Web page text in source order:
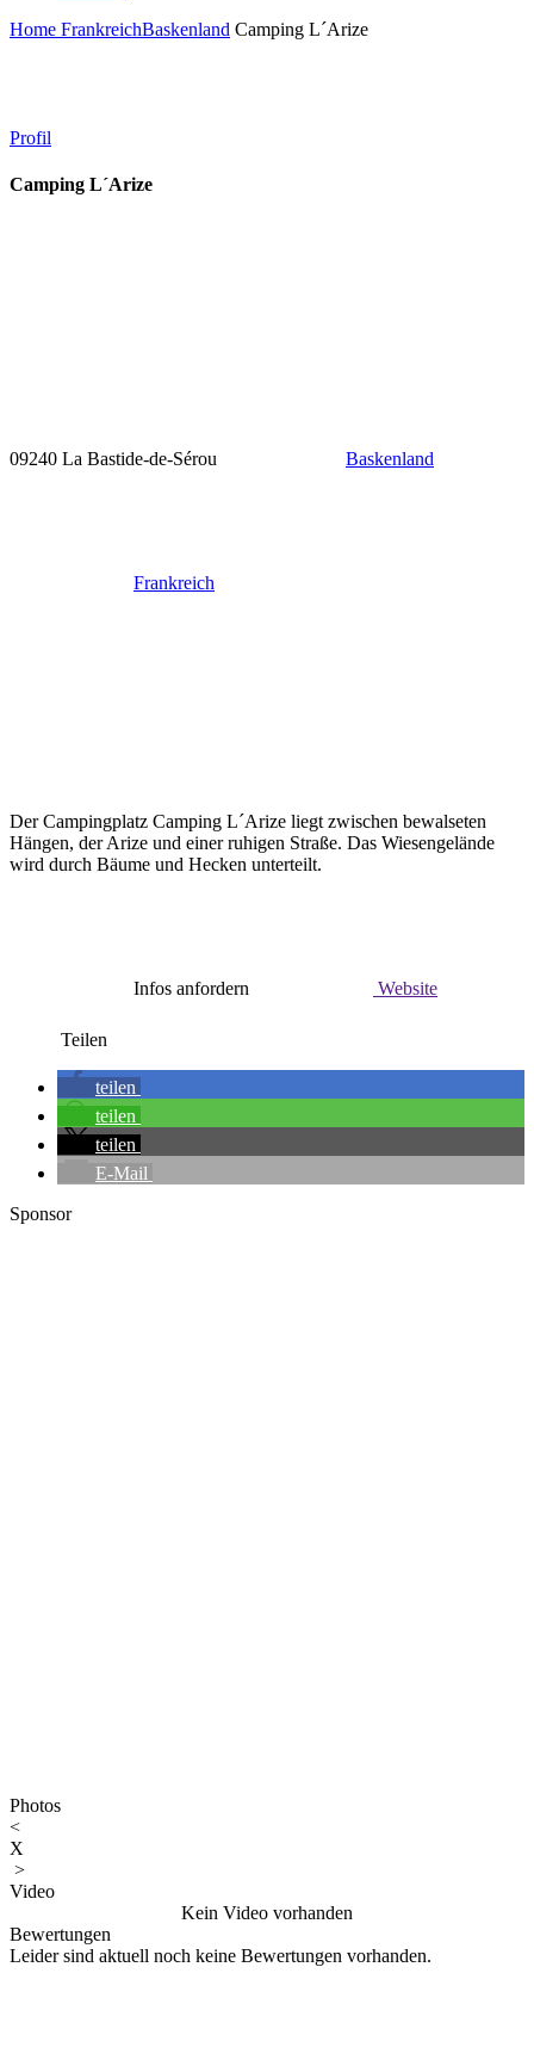
Home FrankreichBaskenland Camping L´Arize
Profil
Camping L´Arize
09240 La Bastide-de-Sérou Baskenland
Frankreich
Der Campingplatz Camping L´Arize liegt zwischen bewalseten
Hängen, der Arize und einer ruhigen Straße. Das Wiesengelände
wird durch Bäume und Hecken unterteilt.
Infos anfordern Website
Teilen
teilen
teilen
teilen
E-Mail
Sponsor
Photos
<
X
>
Video
Kein Video vorhanden
Bewertungen
Leider sind aktuell noch keine Bewertungen vorhanden.